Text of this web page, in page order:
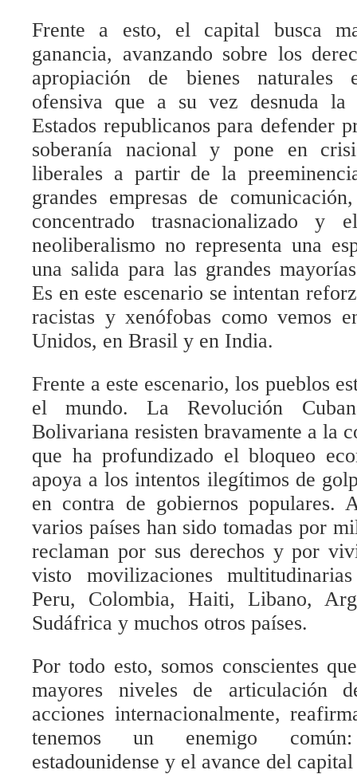
Frente a esto, el capital busca
ganancia, avanzando sobre los
apropiación de bienes naturales
ofensiva que a su vez desnuda la
Estados republicanos para defender
soberanía nacional y pone en
liberales a partir de la
grandes empresas de
concentrado trasnacionalizado
neoliberalismo no representa una
una salida para las grandes
Es en este escenario se intentan
racistas y xenófobas como vemos
Unidos, en Brasil y en India.
Frente a este escenario, los pueblos
el mundo. La Revolución
Bolivariana resisten bravamente a la
que ha profundizado el bloqueo
apoya a los intentos ilegítimos de
en contra de gobiernos populares.
varios países han sido tomadas por
reclaman por sus derechos y por
visto movilizaciones
Peru, Colombia, Haiti, Libano,
Sudáfrica y muchos otros países.
Por todo esto, somos conscientes
mayores niveles de articulación
acciones internacionalmente,
tenemos un enemigo
estadounidense y el avance del